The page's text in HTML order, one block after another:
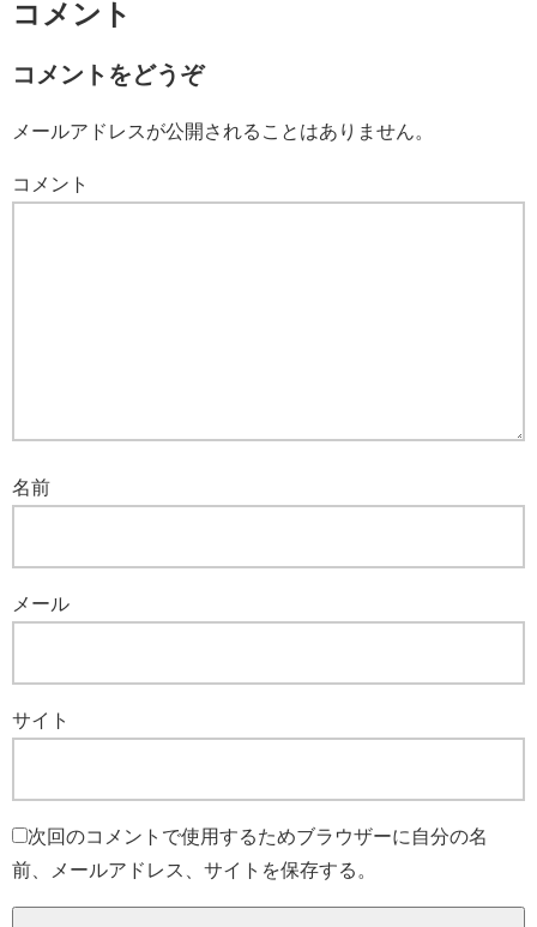
コメント
コメントをどうぞ
メールアドレスが公開されることはありません。
コメント
名前
メール
サイト
次回のコメントで使用するためブラウザーに自分の名
前、メールアドレス、サイトを保存する。